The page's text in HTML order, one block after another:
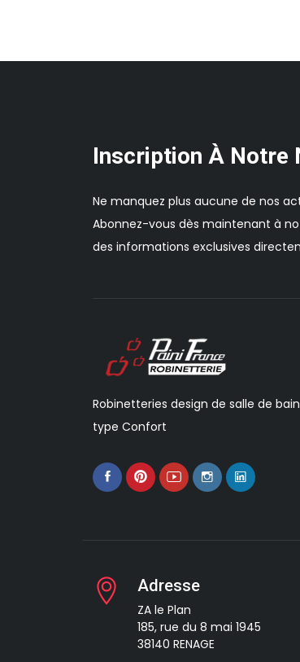
Inscription À Notre
Ne manquez plus aucune de nos
Abonnez-vous dès maintenant à
des informations exclusives
Robinetteries design de salle de
type Confort
Adresse
ZA le Plan
185, rue du 8 mai 1945
38140 RENAGE